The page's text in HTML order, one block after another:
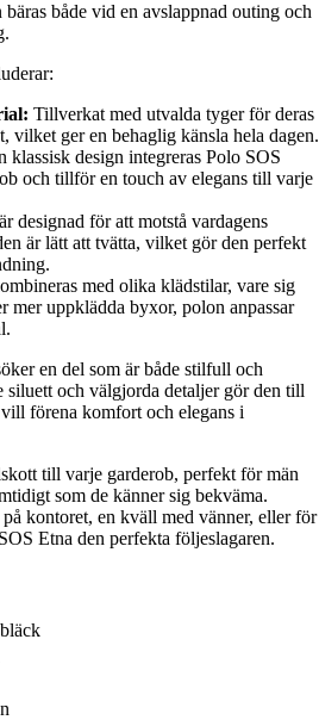
både vid en avslappnad outing och
Tillverkat med utvalda tyger för deras
vilket ger en behaglig känsla hela dagen.
klassisk design integreras Polo SOS
och tillför en touch av elegans till varje
designad för att motstå vardagens
är lätt att tvätta, vilket gör den perfekt
med olika klädstilar, vare sig
mer uppklädda byxor, polon anpassar
en del som är både stilfull och
och välgjorda detaljer gör den till
förena komfort och elegans i
till varje garderob, perfekt för män
som de känner sig bekväma.
kontoret, en kväll med vänner, eller för
Etna den perfekta följeslagaren.